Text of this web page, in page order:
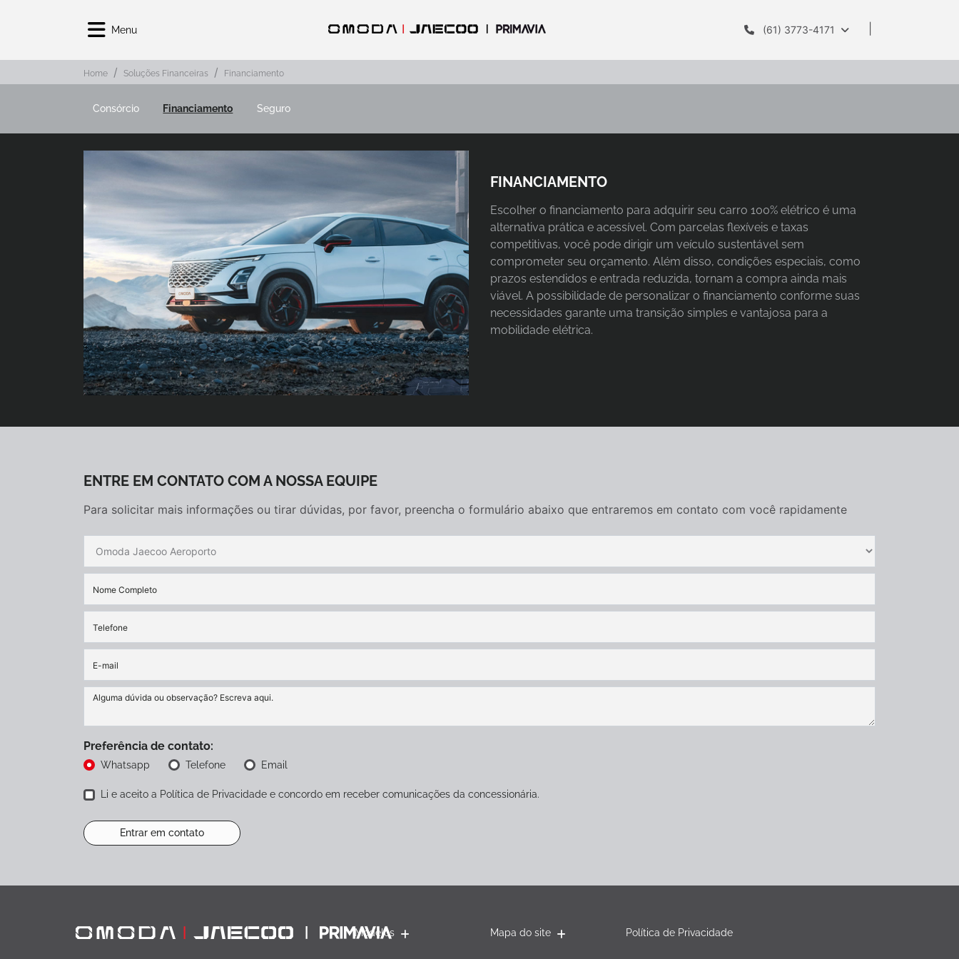
Menu (61) 3773-4171
Home Soluções Financeiras Financiamento
Consórcio Financiamento Seguro
FINANCIAMENTO
Escolher o financiamento para adquirir seu carro 100% elétrico é uma
alternativa prática e acessível. Com parcelas flexíveis e taxas
competitivas, você pode dirigir um veículo sustentável sem
comprometer seu orçamento. Além disso, condições especiais, como
prazos estendidos e entrada reduzida, tornam a compra ainda mais
viável. A possibilidade de personalizar o financiamento conforme suas
necessidades garante uma transição simples e vantajosa para a
mobilidade elétrica.
ENTRE EM CONTATO COM A NOSSA EQUIPE
Para solicitar mais informações ou tirar dúvidas, por favor, preencha o formulário abaixo que entraremos em contato com você rapidamente
Preferência de contato:
Whatsapp Telefone Email
Li e aceito a Política de Privacidade e concordo em receber comunicações da concessionária.
Entrar em contato
Modelos Mapa do site Política de Privacidade